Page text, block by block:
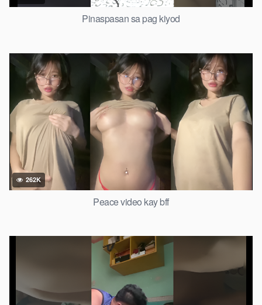
Pinaspasan sa pag kiyod
262K
Peace video kay bff